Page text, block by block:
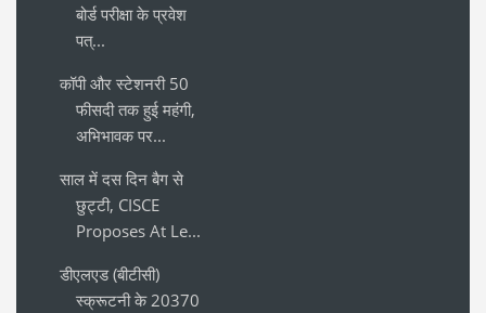
बोर्ड परीक्षा के प्रवेश
पत्...
कॉपी और स्टेशनरी 50
फीसदी तक हुई महंगी,
अभिभावक पर...
साल में दस दिन बैग से
छुट्टी, CISCE
Proposes At Le...
डीएलएड (बीटीसी)
स्क्रूटनी के 20370